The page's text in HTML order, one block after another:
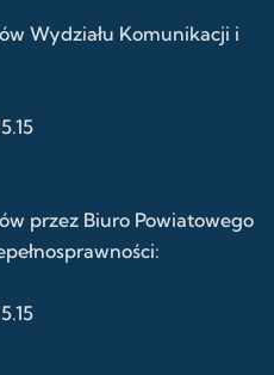
Wydziału Komunikacji i
przez Biuro Powiatowego